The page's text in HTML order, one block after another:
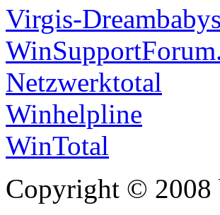
Virgis-Dreambabys
Netzwerktotal
Winhelpline
WinTotal
Copyright ©